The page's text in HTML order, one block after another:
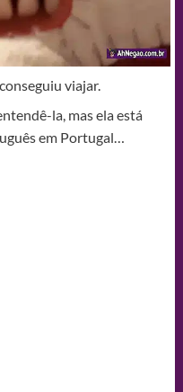
viajar.
la, mas ela está
em Portugal…